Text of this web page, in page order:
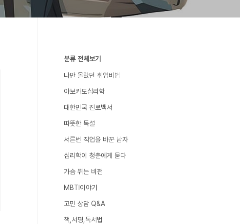
분류 전체보기
나만 몰랐던 취업비법
아보카도심리학
대한민국 진로백서
따뜻한 독설
서른번 직업을 바꾼 남자
심리학이 청춘에게 묻다
가슴 뛰는 비전
MBTI이야기
고민 상담 Q&A
책,서평,독서법